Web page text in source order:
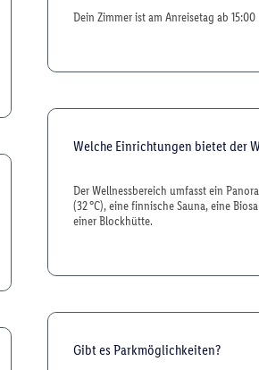
Dein Zimmer ist am Anreisetag ab
Welche Einrichtungen bietet der
Der Wellnessbereich umfasst ein
(32 °C), eine finnische Sauna, eine
einer Blockhütte.
Gibt es Parkmöglichkeiten?